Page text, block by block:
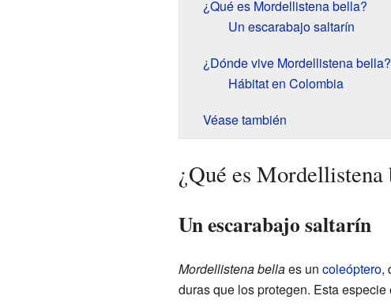
¿Qué es Mordellistena bella?
Un escarabajo saltarín
¿Dónde vive Mordellistena bella?
Hábitat en Colombia
Véase también
¿Qué es Mordellistena
Un escarabajo saltarín
Mordellistena bellaes un coleóptero,
duras que los protegen. Esta especie